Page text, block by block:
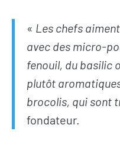
« Les chefs
avec des micro-
fenouil, du basilic
plutôt
brocolis, qui sont
fondateur.